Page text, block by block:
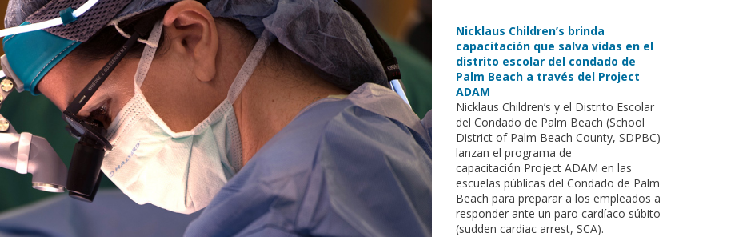
Nicklaus Children’s brinda
capacitación que salva vidas en el
distrito escolar del condado de
Palm Beach a través del Project
ADAM
Nicklaus Children’s y el Distrito Escolar
del Condado de Palm Beach (School
District of Palm Beach County, SDPBC)
lanzan el programa de
capacitación Project ADAM en las
escuelas públicas del Condado de Palm
Beach para preparar a los empleados a
responder ante un paro cardíaco súbito
(sudden cardiac arrest, SCA).